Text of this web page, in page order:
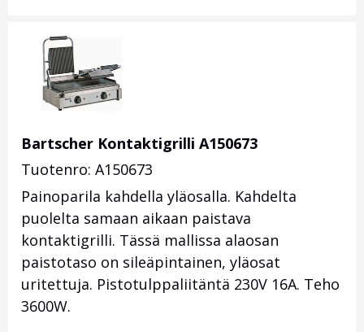
Bartscher Kontaktigrilli A150673
Tuotenro: A150673
Painoparila kahdella yläosalla. Kahdelta
puolelta samaan aikaan paistava
kontaktigrilli. Tässä mallissa alaosan
paistotaso on sileäpintainen, yläosat
uritettuja. Pistotulppaliitäntä 230V 16A. Teho
3600W.